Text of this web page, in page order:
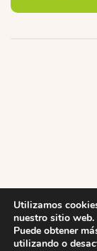
Utilizamos
nuestro sitio web.
Puede obtener
utilizando o